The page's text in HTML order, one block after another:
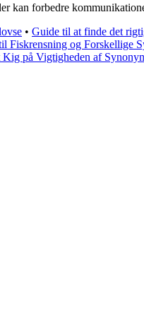
kan forbedre
• Guide til at finde det
Fiskrensning og Forskellige
Kig på Vigtigheden af